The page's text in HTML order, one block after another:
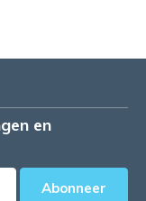
en
Abonneer